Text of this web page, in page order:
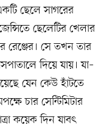
ছেলে সাগরের
ছেলেটির খেলার
রেঞ্জের। সে তখন তার
দিয়ে যায়। যা–
যেন কেউ হাঁটতে
চার সেন্টিমিটার
কয়েক দিন যাবৎ